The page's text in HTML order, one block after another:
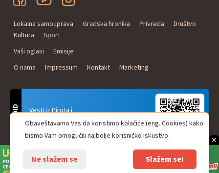
×
Lokalna samouprava Gradska hronika Privreda
Društvo
Kultura
Sport
Vaši oglasi
Emisije
O nama
Impressum Kontakt Marketing
Vesti iz Pirota i
Naxi Plus Radio
Uvek u Vašem džepu!
ANDROID
© Pirot plus online - internet portal. Sva prava zadržana.
Obaveštavamo Vas da koristimo kolačiće (eng. Cookies) kako
bismo Vam omogućili najbolje korisničko iskustvo.
Ne slažem se Slažem se!